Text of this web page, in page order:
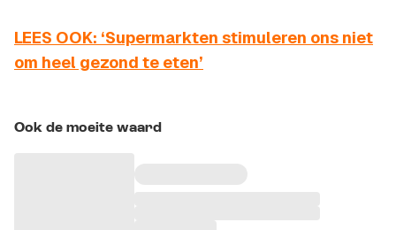
LEES OOK: ‘Supermarkten stimuleren ons niet
om heel gezond te eten’
Ook de moeite waard